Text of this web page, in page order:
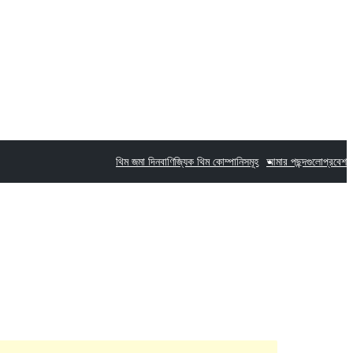
থিম জমা দিনবাণিজ্যিক থিম কোম্পানিসমূহ আমার পছন্দগুলোপ্রবেশ